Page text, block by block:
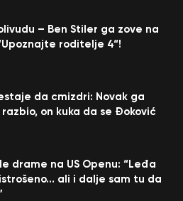
– Ben Stiler ga zove na
roditelje 4“!
da cmizdri: Novak ga
on kuka da se Đoković
drame na US Openu: “Leđa
ali i dalje sam tu da